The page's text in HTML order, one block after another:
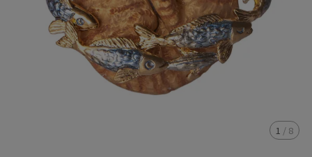
1 / 8